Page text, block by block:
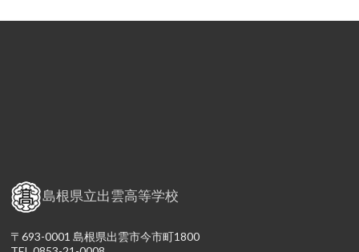
島根県立出雲高等学校
〒693-0001 島根県出雲市今市町1800